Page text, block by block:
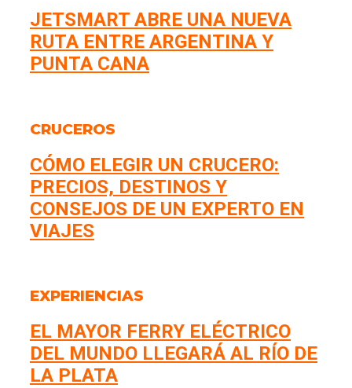
JETSMART ABRE UNA NUEVA
RUTA ENTRE ARGENTINA Y
PUNTA CANA
CRUCEROS
CÓMO ELEGIR UN CRUCERO:
PRECIOS, DESTINOS Y
CONSEJOS DE UN EXPERTO EN
VIAJES
EXPERIENCIAS
EL MAYOR FERRY ELÉCTRICO
DEL MUNDO LLEGARÁ AL RÍO DE
LA PLATA